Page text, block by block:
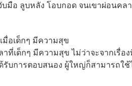
บมือ ลูบหลัง โอบกอด จนเขาผ่อนคล
มื่อเด็กๆ มีความสุข
าที่เด็กๆ มีความสุข ไม่ว่าจะจากเรื่อ
รับการตอบสนอง ผู้ใหญ่ก็สามารถใ